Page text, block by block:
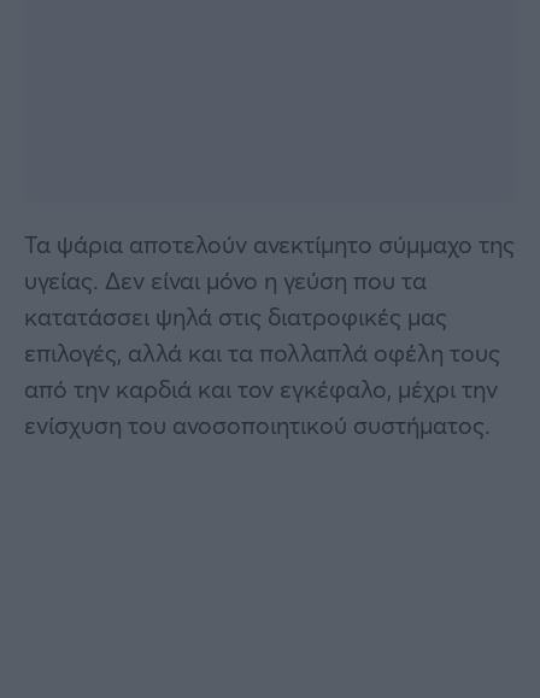
Τα ψάρια αποτελούν ανεκτίμητο σύμμαχο της
υγείας. Δεν είναι μόνο η γεύση που τα
κατατάσσει ψηλά στις διατροφικές μας
επιλογές, αλλά και τα πολλαπλά οφέλη τους
από την καρδιά και τον εγκέφαλο, μέχρι την
ενίσχυση του ανοσοποιητικού συστήματος.